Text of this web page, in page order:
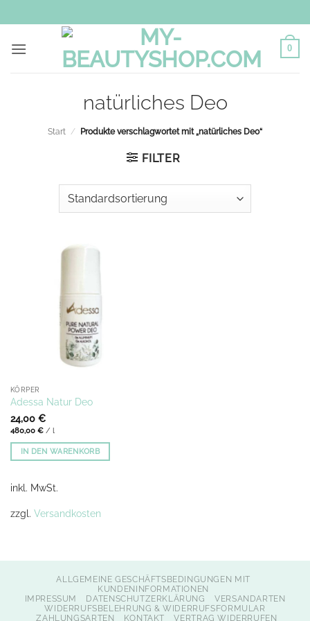
Inhalt
springen
0
natürliches Deo
Start / Produkte verschlagwortet mit „natürliches Deo“
FILTER
KÖRPER
Adessa Natur Deo
24,00 €
480,00 €/ l
IN DEN WARENKORB
inkl. MwSt.
zzgl. Versandkosten
ALLGEMEINE GESCHÄFTSBEDINGUNGEN MIT
KUNDENINFORMATIONEN
IMPRESSUM
DATENSCHUTZERKLÄRUNG
VERSANDARTEN
WIDERRUFSBELEHRUNG & WIDERRUFSFORMULAR
ZAHLUNGSARTEN
KONTAKT VERTRAG WIDERRUFEN